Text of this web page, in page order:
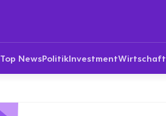
Top NewsPolitikInvestmentWirtschaft